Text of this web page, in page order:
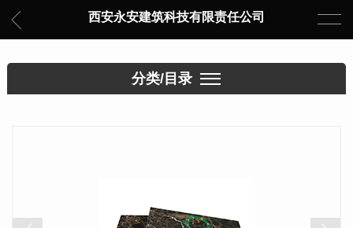
西安永安建筑科技有限责任公司
分类/目录